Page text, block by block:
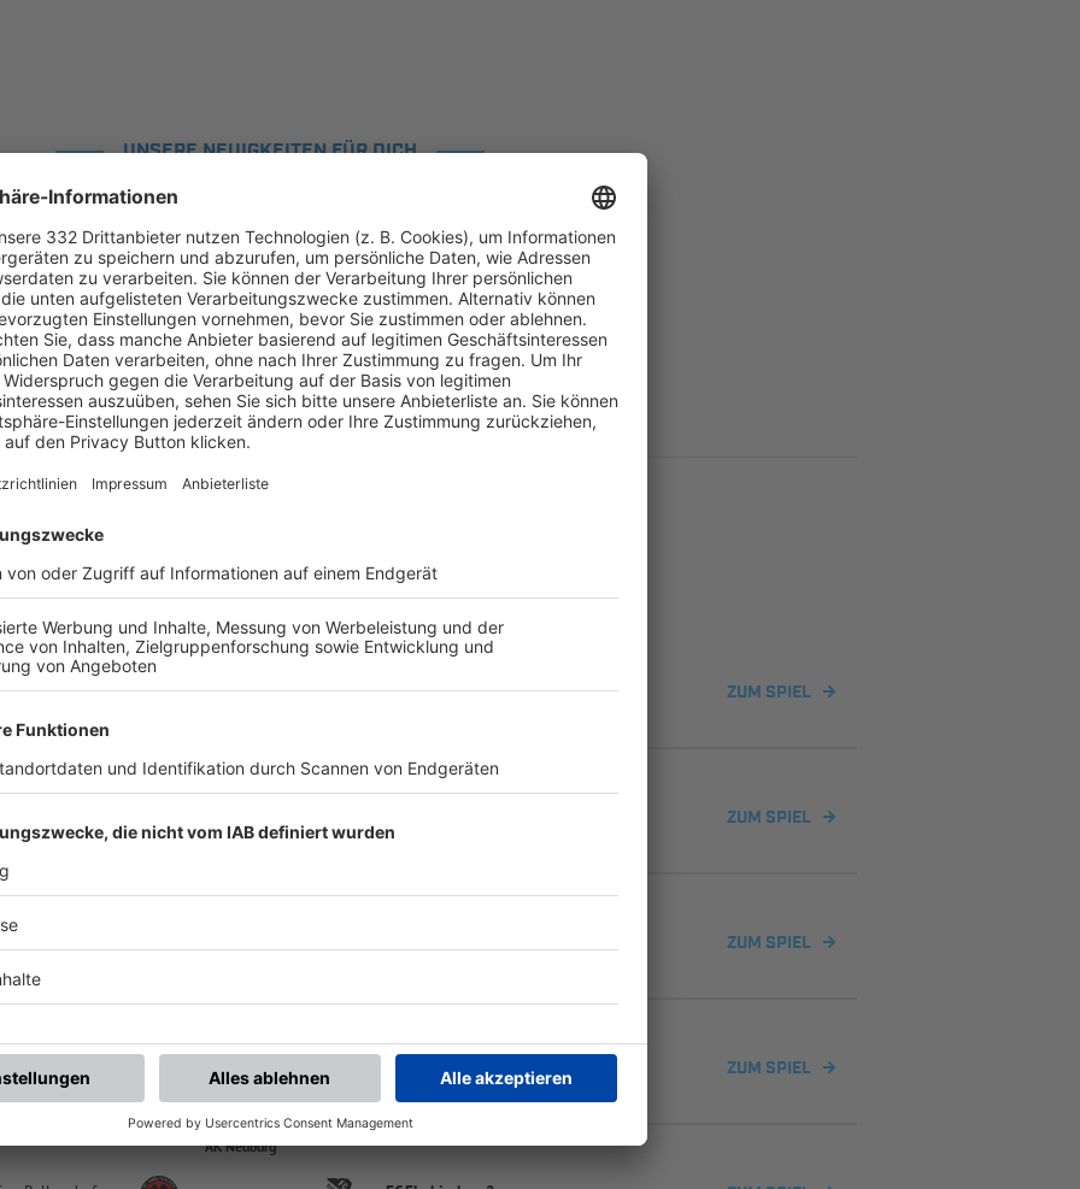
UNSERE NEUIGKEITEN FÜR DICH
ALLE NEWS
Spiele Letzte Spiele Kompletter Spielplan
FS/H/K-FS/A/1
Ludwigsmoos -:- FC Ehekirchen 2 ZUM SPIEL
Sportgelände Ludwigsmoos Hauptplatz | Ludwigstr. 119 | 86669 Königsmoos
AK Neuburg
-:- ZUM SPIEL
AK Neuburg
-:- ZUM SPIEL
Ehekirchen 2 - : - SV Bertoldsheim ZUM SPIEL
Elektro Schmaus Arena | Wallertshofener Str. 33 | 86676 Ehekirchen
AK Neuburg